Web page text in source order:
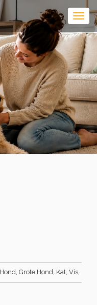
Grote Hond, Kat, Vis,